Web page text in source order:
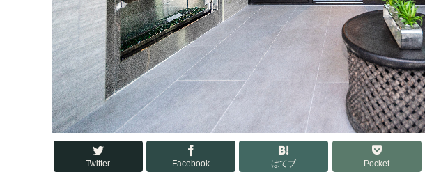
Twitter Facebook はてブ Pocket